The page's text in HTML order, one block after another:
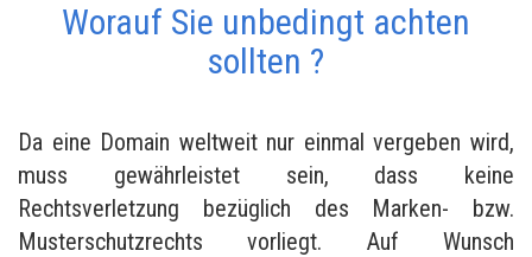
Worauf Sie unbedingt achten
sollten ?
Da eine Domain weltweit nur einmal vergeben wird,
muss gewährleistet sein, dass keine
Rechtsverletzung bezüglich des Marken- bzw.
Musterschutzrechts vorliegt. Auf Wunsch